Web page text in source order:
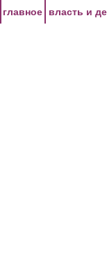
главное власть и